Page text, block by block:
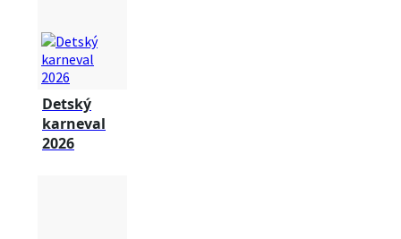
Detský
karneval
2026